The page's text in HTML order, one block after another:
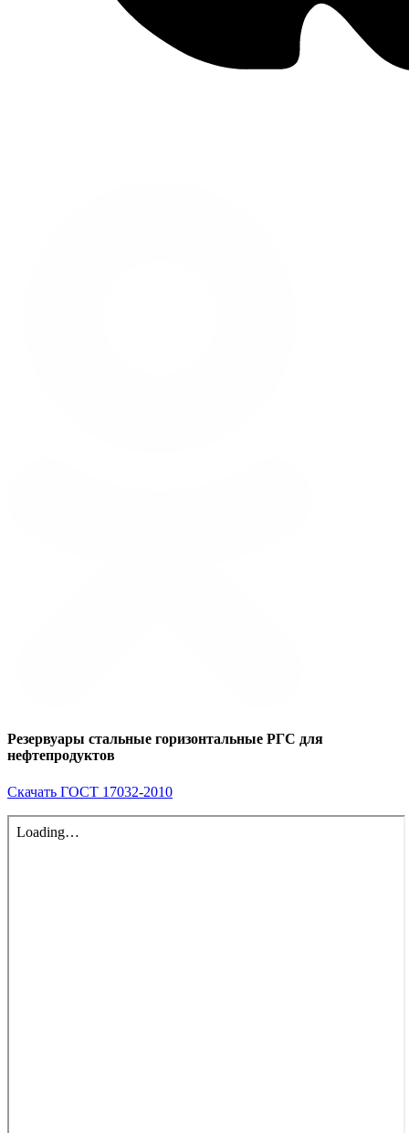
Резервуары стальные горизонтальные РГС для
нефтепродуктов
Скачать ГОСТ 17032-2010